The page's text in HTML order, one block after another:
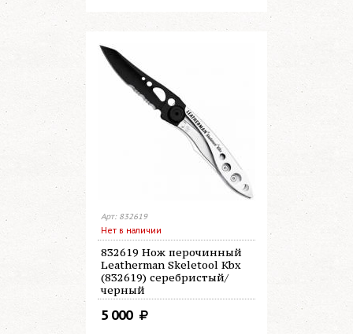
Арт: 832619
Нет в наличии
832619 Нож перочинный
Leatherman Skeletool Kbx
(832619) серебристый/
черный
5 000